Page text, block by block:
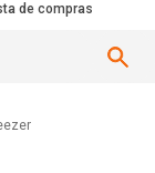
de compras